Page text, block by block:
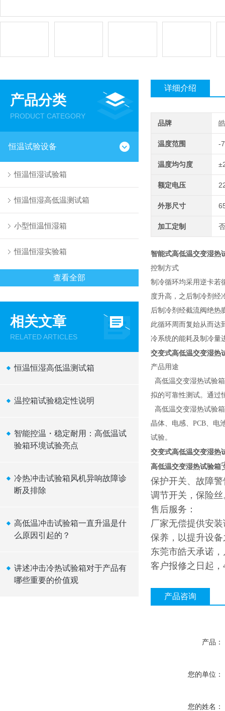
产品分类
PRODUCT CATEGORY
恒温试验设备
恒温恒湿试验箱
恒温恒湿高低温测试箱
小型恒温恒湿箱
恒温恒湿实验箱
查看全部
相关文章
RELATED ARTICLES
恒温恒湿高低温测试箱
温控箱试验稳定性说明
智能控温・稳定耐用：高低温试
验箱环境试验亮点
冷热冲击试验箱风机异响故障诊
断及排除
高低温冲击试验箱一直升温是什
么原因引起的？
讲述冲击冷热试验箱对于产品有
哪些重要的价值观
详细介绍
品牌
温度范围 -
温度均匀度
额定电压
外形尺寸
加工定制
智能式高低温交变湿热
控制方式
制冷循环均采用逆卡若
度升高，之后制冷剂经
后制冷剂经截流阀绝热
此循环周而复始从而达
冷系统的能耗及制冷量
交变式高低温交变湿热
产品用途
高低温交变湿热试验
拟的可靠性测试。通过
高低温交变湿热试验
晶体、电感、PCB、电
试验。
交变式高低温交变湿热
高低温交变湿热试验箱
保护开关、故障
调节开关，保险丝
售后服务：
厂家无偿提供安
保养，以提升设
东莞市皓天承诺
客户报修之日起
产品咨询
产品：
您的单位：
您的姓名：